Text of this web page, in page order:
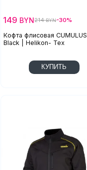
Кофта флисовая CUMULUS
Black | Helikon- Tex
149 BYN214BYN-30%
КУПИТЬ